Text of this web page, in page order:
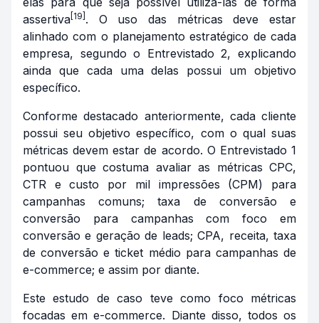
assertiva [19] . O uso das métricas deve estar
alinhado com o planejamento estratégico de cada
empresa, segundo o Entrevistado 2, explicando
ainda que cada uma delas possui um objetivo
específico.
Conforme destacado anteriormente, cada cliente
possui seu objetivo específico, com o qual suas
métricas devem estar de acordo. O Entrevistado 1
pontuou que costuma avaliar as métricas CPC,
CTR e custo por mil impressões (CPM) para
campanhas comuns; taxa de conversão e
conversão para campanhas com foco em
conversão e geração de leads; CPA, receita, taxa
de conversão e ticket médio para campanhas de
e-commerce; e assim por diante.
Este estudo de caso teve como foco métricas
focadas eme-commerce. Diante disso, todos os